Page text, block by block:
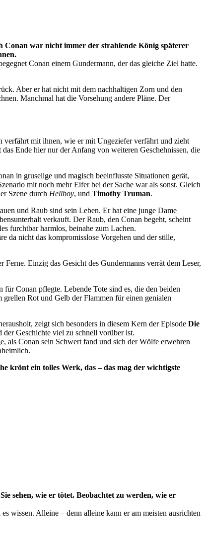
Conan war nicht immer der strahlende König späterer
Conan einem Gundermann, der das gleiche Ziel hatte.
Aber er hat nicht mit dem nachhaltigen Zorn und den
Manchmal hat die Vorsehung andere Pläne. Der
verfährt mit ihnen, wie er mit Ungeziefer verfährt und zieht
Ende hier nur der Anfang von weiteren Geschehnissen, die
in gruselige und magisch beeinflusste Situationen gerät,
mit noch mehr Eifer bei der Sache war als sonst. Gleich
Szene durch Hellboy, und Timothy Truman.
und Raub sind sein Leben. Er hat eine junge Dame
verkauft. Der Raub, den Conan begeht, scheint
furchtbar harmlos, beinahe zum Lachen.
da nicht das kompromisslose Vorgehen und der stille,
Einzig das Gesicht des Gundermanns verrät dem Leser,
Conan pflegte. Lebende Tote sind es, die den beiden
Rot und Gelb der Flammen für einen genialen
zeigt sich besonders in diesem Kern der Episode Die
der Geschichte viel zu schnell vorüber ist.
als Conan sein Schwert fand und sich der Wölfe erwehren
krönt ein tolles Werk, das – das mag der wichtigste
sehen, wie er tötet. Beobachtet zu werden, wie er
wissen. Alleine – denn alleine kann er am meisten ausrichten